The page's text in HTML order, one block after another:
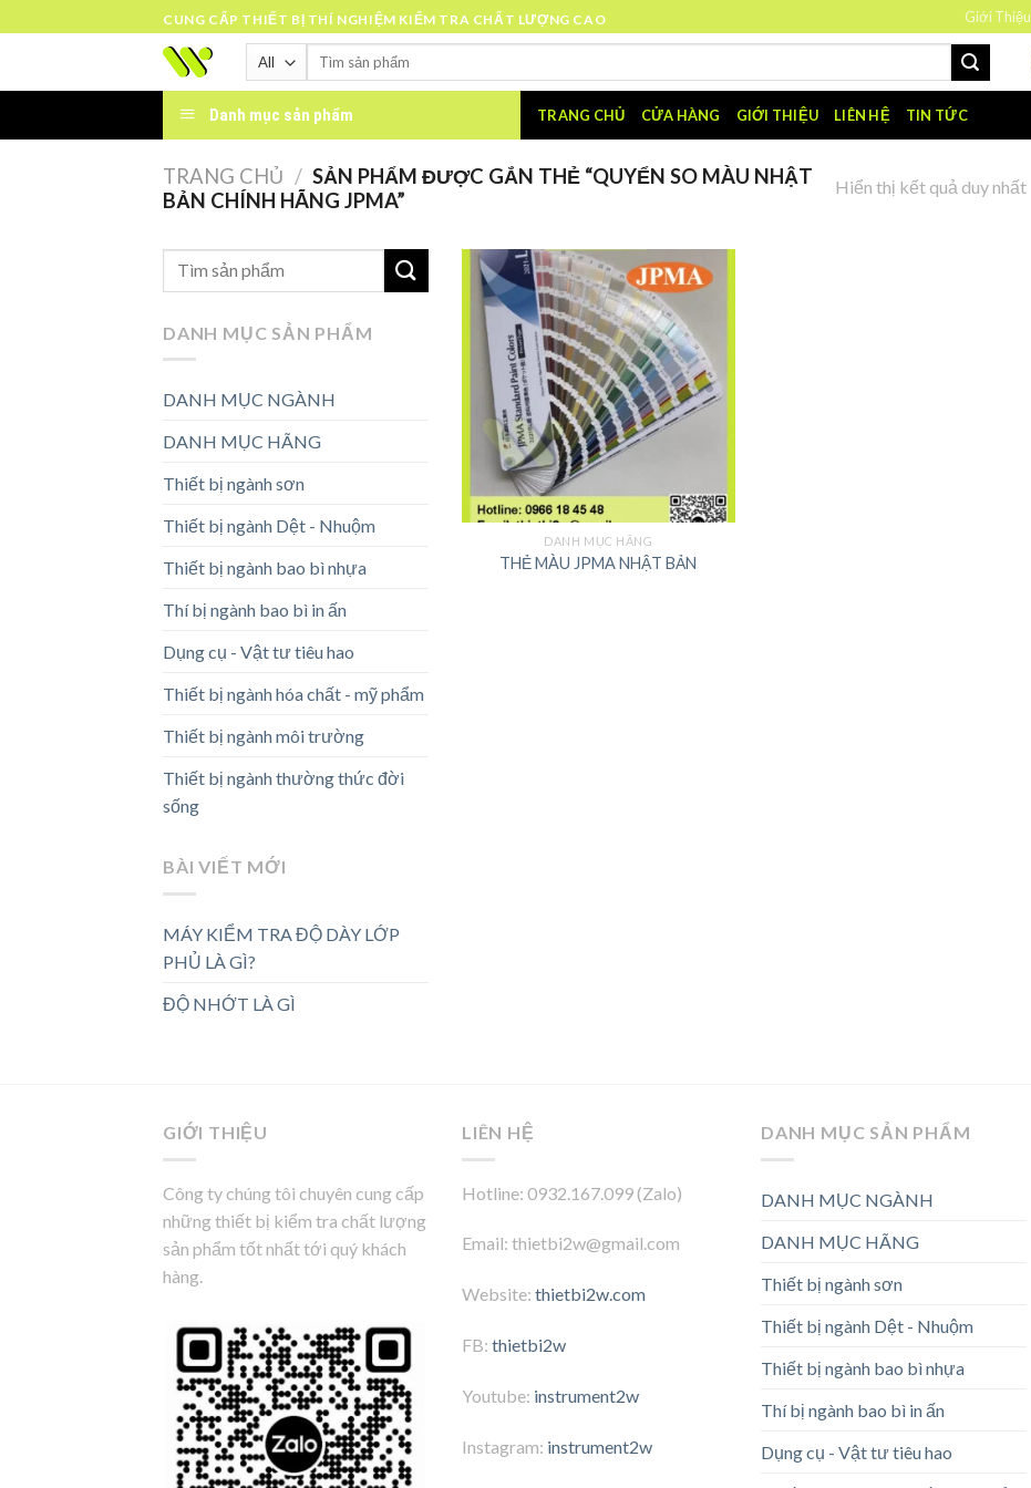
to
CUNG CẤP THIẾT BỊ THÍ NGHIỆM KIỂM TRA CHẤT LƯỢNG CAO Giới Thiệu
Tìm
Danh mục sản phẩm TRANG CHỦ CỬA HÀNG GIỚI THIỆU LIÊN HỆ TIN TỨC
TRANG CHỦ / SẢN PHẨM ĐƯỢC GẮN THẺ “QUYỂN SO MÀU NHẬT
BẢN CHÍNH HÃNG JPMA”
Hiển thị kết quả duy nhất
DANH MỤC SẢN PHẨM
DANH MỤC NGÀNH
DANH MỤC HÃNG
Thiết bị ngành sơn
Thiết bị ngành Dệt - Nhuộm
Thiết bị ngành bao bì nhựa
Thí bị ngành bao bì in ấn
Dụng cụ - Vật tư tiêu hao
Thiết bị ngành hóa chất - mỹ phẩm
Thiết bị ngành môi trường
Thiết bị ngành thường thức đời
sống
BÀI VIẾT MỚI
MÁY KIỂM TRA ĐỘ DÀY LỚP
PHỦ LÀ GÌ?
ĐỘ NHỚT LÀ GÌ
DANH MỤC HÃNG
THẺ MÀU JPMA NHẬT BẢN
GIỚI THIỆU
Công ty chúng tôi chuyên cung cấp
những thiết bị kiểm tra chất lượng
sản phẩm tốt nhất tới quý khách
hàng.
LIÊN HỆ
Hotline: 0932.167.099 (Zalo)
Email: thietbi2w@gmail.com
Website: thietbi2w.com
FB: thietbi2w
Youtube: instrument2w
Instagram: instrument2w
DANH MỤC SẢN PHẨM
DANH MỤC NGÀNH
DANH MỤC HÃNG
Thiết bị ngành sơn
Thiết bị ngành Dệt - Nhuộm
Thiết bị ngành bao bì nhựa
Thí bị ngành bao bì in ấn
Dụng cụ - Vật tư tiêu hao